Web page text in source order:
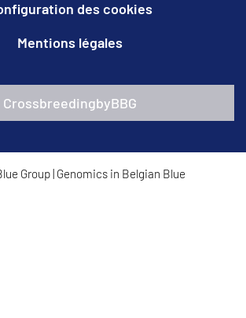
des cookies
Mentions légales
CrossbreedingbyBBG
Group| Genomics in Belgian Blue